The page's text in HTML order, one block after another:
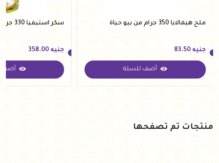
ملح هيمالايا 350 جرام من بيو حياة
جنيه
جنيه 83.50
أضف للسلة
سكر استيفيا 330 جرام من فيردي
جنيه
جنيه 358.00
أضف
منتجات تم تصفحها